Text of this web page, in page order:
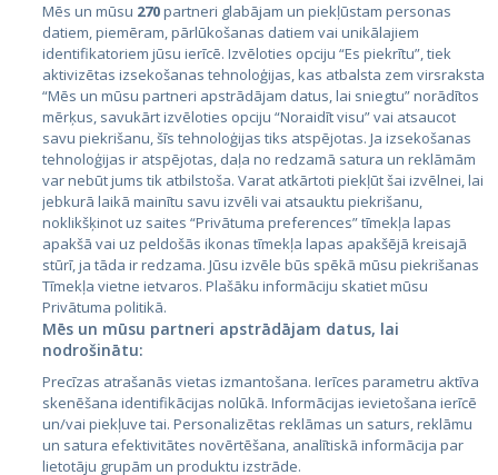
Valstis
Igaunija
Latvija
Lietuva
City24.lv
City24.ee
GetaPro.lv
GetaPro.ee
CVbankas.lt
Kainos.lt
Paslaugos.lt
auto24.ee
Mēs un mūsu 270partneri glabājam un piekļūstam personas
datiem, piemēram, pārlūkošanas datiem vai unikālajiem
identifikatoriem jūsu ierīcē. Izvēloties opciju “Es piekrītu”, tiek
aktivizētas izsekošanas tehnoloģijas, kas atbalsta zem virsraksta
“Mēs un mūsu partneri apstrādājam datus, lai sniegtu” norādītos
mērķus, savukārt izvēloties opciju “Noraidīt visu” vai atsaucot
savu piekrišanu, šīs tehnoloģijas tiks atspējotas. Ja izsekošanas
tehnoloģijas ir atspējotas, daļa no redzamā satura un reklāmām
var nebūt jums tik atbilstoša. Varat atkārtoti piekļūt šai izvēlnei, lai
jebkurā laikā mainītu savu izvēli vai atsauktu piekrišanu,
noklikšķinot uz saites “Privātuma preferences” tīmekļa lapas
apakšā vai uz peldošās ikonas tīmekļa lapas apakšējā kreisajā
stūrī, ja tāda ir redzama. Jūsu izvēle būs spēkā mūsu piekrišanas
Tīmekļa vietne ietvaros. Plašāku informāciju skatiet mūsu
Privātuma politikā.
Mēs un mūsu partneri apstrādājam datus, lai
nodrošinātu:
Precīzas atrašanās vietas izmantošana. Ierīces parametru aktīva
skenēšana identifikācijas nolūkā. Informācijas ievietošana ierīcē
un/vai piekļuve tai. Personalizētas reklāmas un saturs, reklāmu
un satura efektivitātes novērtēšana, analītiskā informācija par
lietotāju grupām un produktu izstrāde.